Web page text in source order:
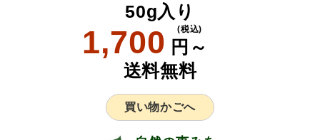
50g入り
1,700 円～
(税込)
送料無料
買い物かごへ